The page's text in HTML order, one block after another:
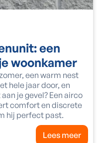
een
woonkamer
een warm nest
hele jaar door, en
je gevel? Een airco
comfort en discrete
hij perfect past.
Lees meer